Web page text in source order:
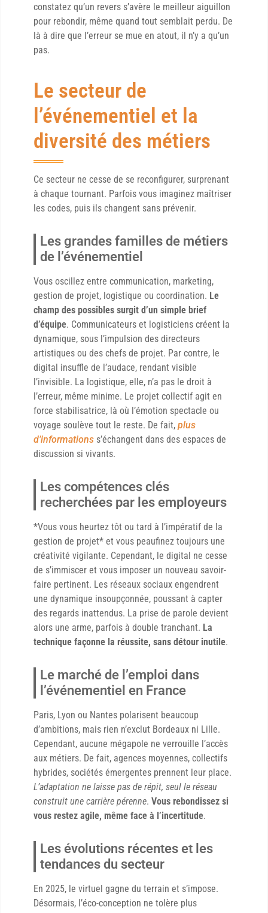
constatez qu’un revers s’avère le meilleur aiguillon
pour rebondir, même quand tout semblait perdu. De
là à dire que l’erreur se mue en atout, il n’y a qu’un
pas.
Le secteur de
l’événementiel et la
diversité des métiers
Ce secteur ne cesse de se reconfigurer, surprenant
à chaque tournant. Parfois vous imaginez maîtriser
les codes, puis ils changent sans prévenir.
Les grandes familles de métiers
de l’événementiel
Vous oscillez entre communication, marketing,
gestion de projet, logistique ou coordination. Le
champ des possibles surgit d’un simple brief
d’équipe. Communicateurs et logisticiens créent la
dynamique, sous l’impulsion des directeurs
artistiques ou des chefs de projet. Par contre, le
digital insuffle de l’audace, rendant visible
l’invisible. La logistique, elle, n’a pas le droit à
l’erreur, même minime. Le projet collectif agit en
force stabilisatrice, là où l’émotion spectacle ou
voyage soulève tout le reste. De fait, plus
d’informations s’échangent dans des espaces de
discussion si vivants.
Les compétences clés
recherchées par les employeurs
*Vous vous heurtez tôt ou tard à l’impératif de la
gestion de projet* et vous peaufinez toujours une
créativité vigilante. Cependant, le digital ne cesse
de s’immiscer et vous imposer un nouveau savoir-
faire pertinent. Les réseaux sociaux engendrent
une dynamique insoupçonnée, poussant à capter
des regards inattendus. La prise de parole devient
alors une arme, parfois à double tranchant. La
technique façonne la réussite, sans détour inutile.
Le marché de l’emploi dans
l’événementiel en France
Paris, Lyon ou Nantes polarisent beaucoup
d’ambitions, mais rien n’exclut Bordeaux ni Lille.
Cependant, aucune mégapole ne verrouille l’accès
aux métiers. De fait, agences moyennes, collectifs
hybrides, sociétés émergentes prennent leur place.
L’adaptation ne laisse pas de répit, seul le réseau
construit une carrière pérenne. Vous rebondissez si
vous restez agile, même face à l’incertitude.
Les évolutions récentes et les
tendances du secteur
En 2025, le virtuel gagne du terrain et s’impose.
Désormais, l’éco-conception ne tolère plus